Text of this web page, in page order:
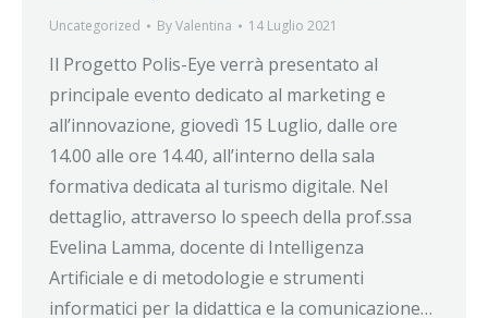
Uncategorized ByValentina 14 Luglio 2021
Il Progetto Polis-Eye verrà presentato al
principale evento dedicato al marketing e
all’innovazione, giovedì 15 Luglio, dalle ore
14.00 alle ore 14.40, all’interno della sala
formativa dedicata al turismo digitale. Nel
dettaglio, attraverso lo speech della prof.ssa
Evelina Lamma, docente di Intelligenza
Artificiale e di metodologie e strumenti
informatici per la didattica e la comunicazione…